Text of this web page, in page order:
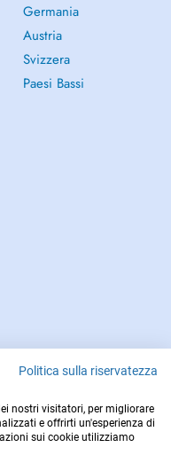
Germania
Austria
Svizzera
Paesi Bassi
: 112
Politica sulla riservatezza
nostri visitatori, per migliorare
e offrirti un'esperienza di
sui cookie utilizziamo